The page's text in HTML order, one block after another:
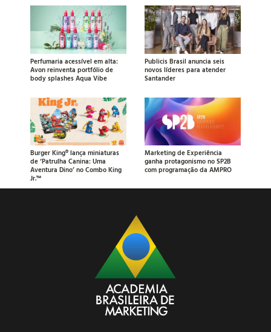
Perfumaria acessível em alta:
Avon reinventa portfólio de
body splashes Aqua Vibe
Publicis Brasil anuncia seis
novos líderes para atender
Santander
Burger King® lança miniaturas
de ‘Patrulha Canina: Uma
Aventura Dino’ no Combo King
Jr.™
Marketing de Experiência
ganha protagonismo no SP2B
com programação da AMPRO